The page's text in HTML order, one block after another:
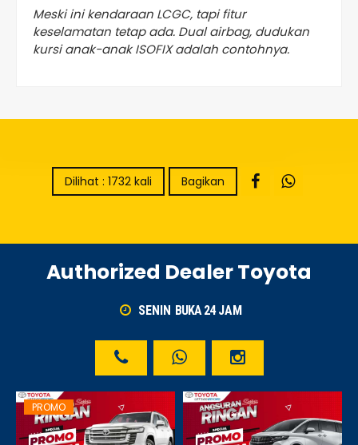
Meski ini kendaraan LCGC, tapi fitur
keselamatan tetap ada. Dual airbag, dudukan
kursi anak-anak ISOFIX adalah contohnya.
Dilihat : 1732 kali Bagikan
Authorized Dealer Toyota
SENIN BUKA 24JAM
PROMO